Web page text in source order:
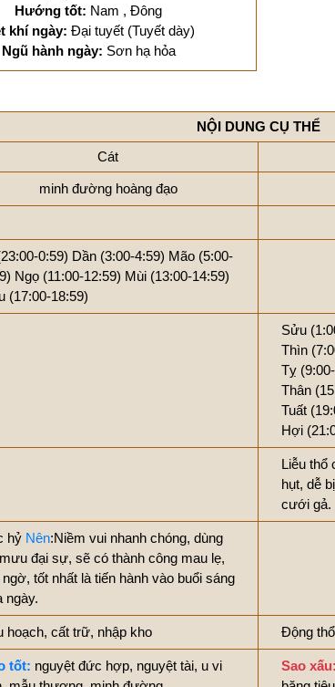
Hướng tốt: Nam , Đông
khí ngày: Đại tuyết (Tuyết dày)
Ngũ hành ngày: Sơn hạ hỏa
NỘI DUNG CỤ THỂ
Cát
minh đường hoàng đạo
0:59) Dần (3:00-4:59) Mão (5:00-
Ngọ (11:00-12:59) Mùi (13:00-14:59)
(17:00-18:59)
Sửu
Thìn
Tỵ
Thân
Tuất
Hợi
Liễu thổ
hụt, dễ
cưới gả.
hỷ Nên:Niềm vui nhanh chóng, dùng
đại sự, sẽ có thành công mau lẹ,
ngờ, tốt nhất là tiến hành vào buổi sáng
ngày.
hoạch, cất trữ, nhập kho Động
tốt: nguyệt đức hợp, nguyệt tài, u vi
Sao xấu: